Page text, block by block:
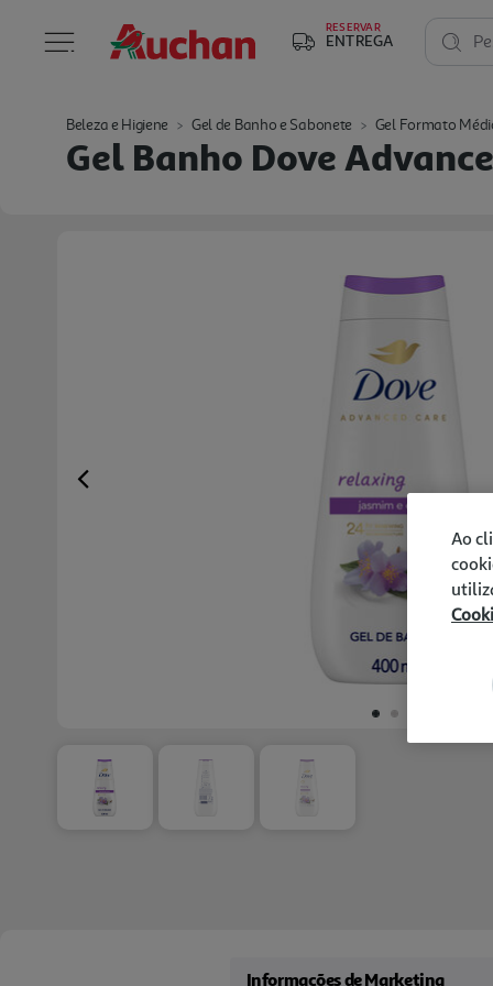
RESERVAR
ENTREGA
Beleza e Higiene Gel de Banho e Sabonete Gel Formato
Gel Banho Dove
Previous
Informações de Marketing
Ao